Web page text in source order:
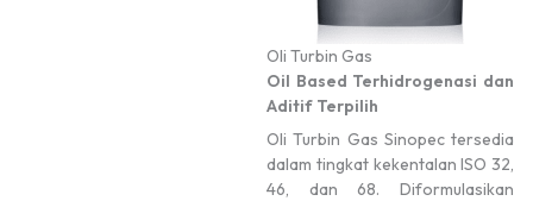
Oli Turbin Gas
Oil Based Terhidrogenasi dan
Aditif Terpilih
Oli Turbin Gas Sinopec tersedia
dalam tingkat kekentalan ISO 32,
46, dan 68. Diformulasikan